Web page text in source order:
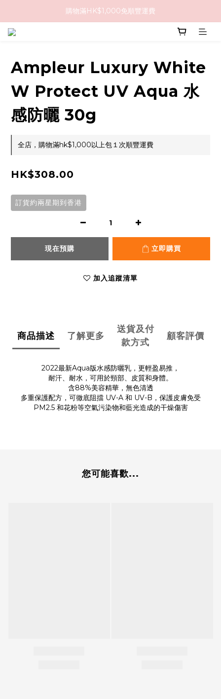
購物滿HK$1,000免順豐運費
購物滿HK$1,000免順豐運費
Ampleur Luxury White
W Protect UV Aqua 水
感防曬 30g
全店，購物滿hk$1,000以上包１次順豐運費
HK$308.00
訂貨約兩星期到香港
現在預購 立即購買
加入追蹤清單
商品描述 了解更多
送貨及付
款方式
顧客評價
2022最新Aqua版水感防曬乳，更輕盈易推，
耐汗、耐水，可用於頸部、皮質和身體。
含88%美容精華，無色清透
多重保護配方，可徹底阻擋 UV-A 和 UV-B，保護皮膚免受
PM2.5 和花粉等空氣污染物和藍光造成的干燥傷害
您可能喜歡...